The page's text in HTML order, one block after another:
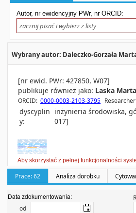
Autor, nr ewidencyjny PWr, nr ORCID:
Wybrany autor: Daleczko-Gorzała
[nr ewid. PWr: 427850, W07]
publikuje również jako: Laska Marta
ORCID: 0000-0003-2103-3795
dyscyplin
y:
inżynieria środowiska,
017]
Aby skorzystać z pełnej funkcjonalności
Prace: 62 Analiza dorobku
Data zdokumentowania:
od